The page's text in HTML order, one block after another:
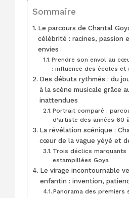
Sommaire
Le parcours de Chantal
célébrité : racines, passion
envies
Prendre son envol au
: influence des écoles
Des débuts rythmés : du
à la scène musicale grâce
inattendues
Portrait comparé :
d’artiste des années 60
La révélation scénique :
cœur de la vague yéyé et
Trois déclics marquants
estampillées Goya
Le virage incontournable
enfantin : invention,
Panorama des premiers